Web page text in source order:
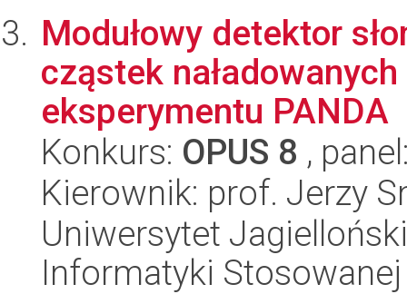
Modułowy detektor
cząstek
eksperymentu PANDA
Konkurs: OPUS 8 ,
Kierownik: prof. Jerzy
Uniwersytet
Informatyki Stosowanej